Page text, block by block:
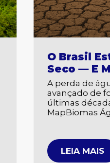
O Brasil
Seco — E
A perda de
avançado de
últimas
MapBiomas
LEIA MAIS